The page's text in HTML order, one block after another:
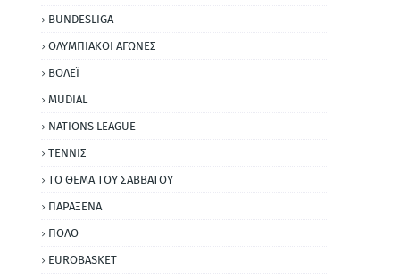
BUNDESLIGA
ΟΛΥΜΠΙΑΚΟΙ ΑΓΩΝΕΣ
ΒΟΛΕΪ
MUDIAL
NATIONS LEAGUE
ΤΕΝΝΙΣ
ΤΟ ΘΕΜΑ ΤΟΥ ΣΑΒΒΑΤΟΥ
ΠΑΡΑΞΕΝΑ
ΠΟΛΟ
EUROBASKET